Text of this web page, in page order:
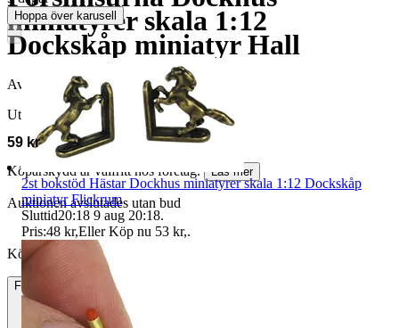
miniatyrer skala 1:12
Dockskåp miniatyr Hall
Avslutad
4 aug 21:46
Utropspris
59 kr
Köparskydd är valfritt hos företag.
Läs mer
Auktionen avslutades utan bud
Köpförfrågan är tyvärr inte tillgänglig.
Frakt 15 kr Annat fraktsätt
Hoppa över karusell
2st bokstöd Hästar Dockhus miniatyrer skala 1:12 Dockskåp
miniatyr Flickrum
Sluttid20:18 9 aug 20:18.
Pris:48 kr,Eller Köp nu 53 kr,.